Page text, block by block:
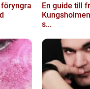
En guide till
s...